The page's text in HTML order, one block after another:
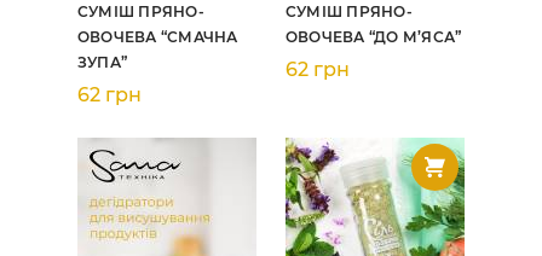
СУМІШ ПРЯНО-
ОВОЧЕВА “СМАЧНА
ЗУПА”
62 грн
СУМІШ ПРЯНО-
ОВОЧЕВА “ДО М’ЯСА”
62 грн